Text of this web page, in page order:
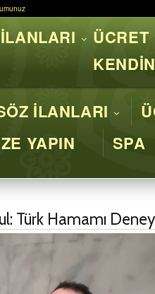
İLANLARI
YAPIN
SPA
Türk Hamamı
ÜCRET